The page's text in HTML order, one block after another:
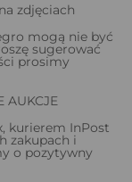
zdjęciach
mogą nie być
sugerować
prosimy
AUKCJE
kurierem InPost
zakupach i
o pozytywny